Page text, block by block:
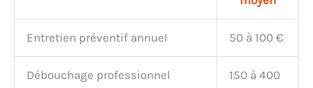
Entretien préventif annuel 50 à 100 €
Débouchage professionnel
150 à 400